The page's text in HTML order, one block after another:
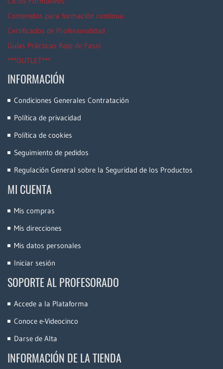
Contenidos para formación continua
Certificados de Profesionalidad
Guías Prácticas Rojo de Fassi
***OUTLET***
INFORMACIÓN
Condiciones Generales Contratación
Política de privacidad
Política de cookies
Seguimiento de pedidos
Regulación General sobre la Seguridad de los Productos
MI CUENTA
Mis compras
Mis direcciones
Mis datos personales
Iniciar sesión
SOPORTE AL PROFESORADO
Accede a la Plataforma
Conoce e-Videocinco
Darse de Alta
INFORMACIÓN DE LA TIENDA